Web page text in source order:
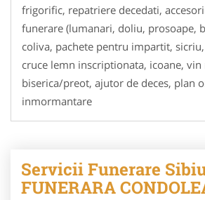
frigorific, repatriere decedati,
funerare (lumanari, doliu, prosoape,
coliva, pachete pentru impartit,
cruce lemn inscriptionata, icoane, vin
biserica/preot, ajutor de deces, plan
inmormantare
Servicii Funerare
FUNERARA